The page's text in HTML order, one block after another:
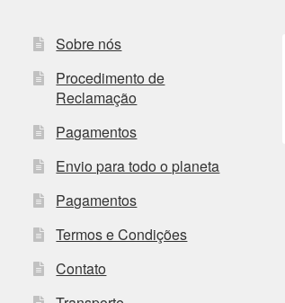
Sobre nós
Procedimento de
Reclamação
Pagamentos
Envio para todo o planeta
Pagamentos
Termos e Condições
Contato